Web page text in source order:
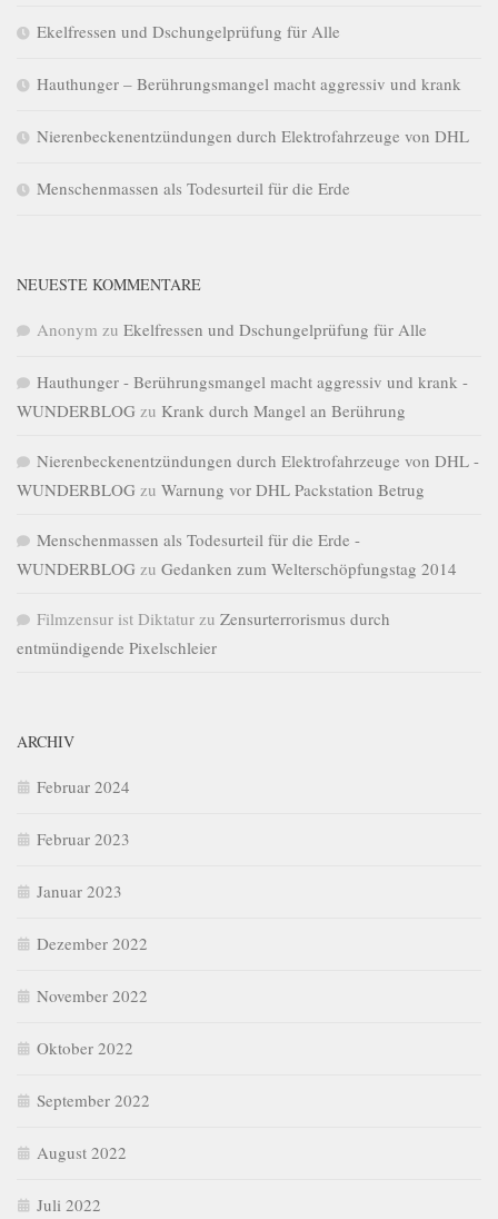
Ekelfressen und Dschungelprüfung für Alle
Hauthunger – Berührungsmangel macht aggressiv und krank
Nierenbeckenentzündungen durch Elektrofahrzeuge von DHL
Menschenmassen als Todesurteil für die Erde
NEUESTE KOMMENTARE
Anonym zu Ekelfressen und Dschungelprüfung für Alle
Hauthunger - Berührungsmangel macht aggressiv und krank -
WUNDERBLOG zu Krank durch Mangel an Berührung
Nierenbeckenentzündungen durch Elektrofahrzeuge von DHL -
WUNDERBLOG zu Warnung vor DHL Packstation Betrug
Menschenmassen als Todesurteil für die Erde -
WUNDERBLOG zu Gedanken zum Welterschöpfungstag 2014
Filmzensur ist Diktatur zu Zensurterrorismus durch
entmündigende Pixelschleier
ARCHIV
Februar 2024
Februar 2023
Januar 2023
Dezember 2022
November 2022
Oktober 2022
September 2022
August 2022
Juli 2022